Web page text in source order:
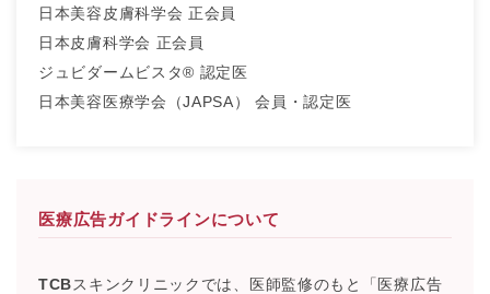
日本美容皮膚科学会 正会員
日本皮膚科学会 正会員
ジュビダームビスタ® 認定医
日本美容医療学会（JAPSA） 会員・認定医
医療広告ガイドラインについて
TCBスキンクリニックでは、医師監修のもと「医療広告